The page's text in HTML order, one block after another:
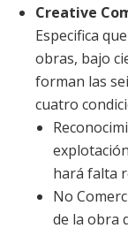
Creative
Especifica
obras, bajo
forman las
cuatro
hará falta
No
de la obra